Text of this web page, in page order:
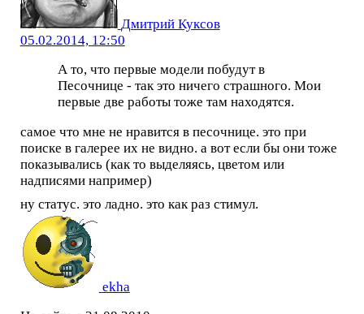
Дмитрий Куксов
05.02.2014, 12:50
А то, что первые модели побудут в
Песочнице - так это ничего страшного. Мои
первые две работы тоже там находятся.
самое что мне не нравится в песочнице. это при
поиске в галерее их не видно. а вот если бы они тоже
показывались (как то выделяясь, цветом или
надписями например)
ну статус. это ладно. это как раз стимул.
ekha